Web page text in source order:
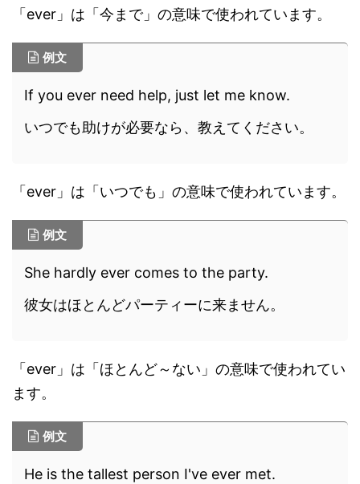
「ever」は「今まで」の意味で使われています。
例文
If you ever need help, just let me know.
いつでも助けが必要なら、教えてください。
「ever」は「いつでも」の意味で使われています。
例文
She hardly ever comes to the party.
彼女はほとんどパーティーに来ません。
「ever」は「ほとんど～ない」の意味で使われてい
ます。
例文
He is the tallest person I've ever met.